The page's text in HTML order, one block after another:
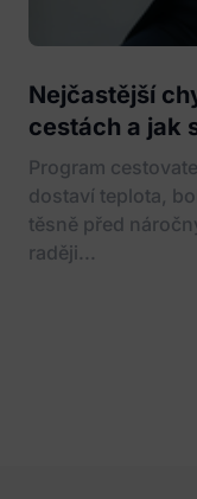
Nejčastější
cestách a jak
Program
dostaví teplota,
těsně před
raději...